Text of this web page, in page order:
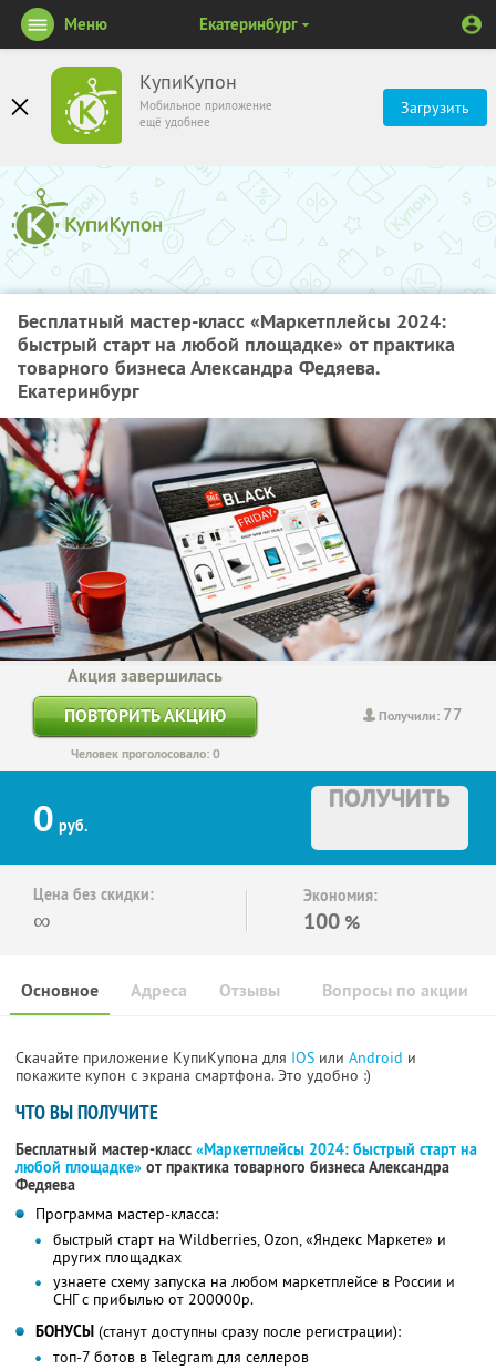
КупиКупон
Мобильное приложение
ещё удобнее
Загрузить
Меню Екатеринбург
Бесплатный мастер-класс «Маркетплейсы 2024:
быстрый старт на любой площадке» от практика
товарного бизнеса Александра Федяева.
Екатеринбург
Получили: 77
Акция завершилась
ПОВТОРИТЬ АКЦИЮ
Человек проголосовало: 0
0 руб.
ПОЛУЧИТЬ
Цена без скидки:
∞
Экономия:
100 %
Основное Отзывы Вопросы по акции
Адреса
Скачайте приложение КупиКупона для IOS или Android и
покажите купон с экрана смартфона. Это удобно :)
ЧТО ВЫ ПОЛУЧИТЕ
Бесплатный мастер-класс «Маркетплейсы 2024: быстрый старт на
любой площадке» от практика товарного бизнеса Александра
Федяева
Программа мастер-класса:
быстрый старт на Wildberries, Ozon, «Яндекс Маркете» и
других площадках
узнаете схему запуска на любом маркетплейсе в России и
СНГ с прибылью от 200000р.
БОНУСЫ (станут доступны сразу после регистрации):
топ-7 ботов в Telegram для селлеров